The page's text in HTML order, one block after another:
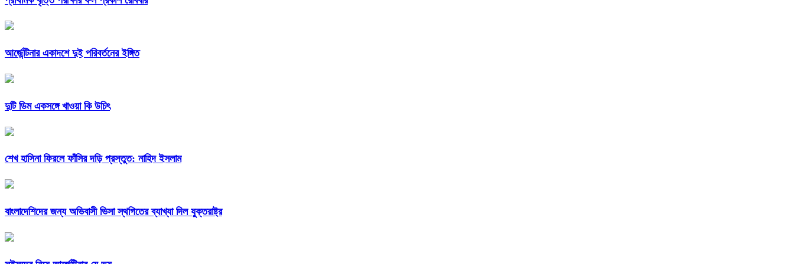
আর্জেন্টিনার একাদশে দুই পরিবর্তনের ইঙ্গিত
দুটি ডিম একসঙ্গে খাওয়া কি উচিৎ
শেখ হাসিনা ফিরলে ফাঁসির দড়ি প্রস্তুত: নাহিদ ইসলাম
বাংলাদেশিদের জন্য অভিবাসী ভিসা স্থগিতের ব্যাখ্যা দিল যুক্তরাষ্ট্র